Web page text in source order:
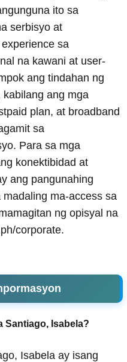
ito sa
serbisyo at
sa
na kawani at user-
ang tindahan ng
ang mga
plan, at broadband
sa
Para sa mga
konektibidad at
ang pangunahing
ma-access sa
ng opisyal na
corporate.
Santiago, Isabela?
Isabela ay isang